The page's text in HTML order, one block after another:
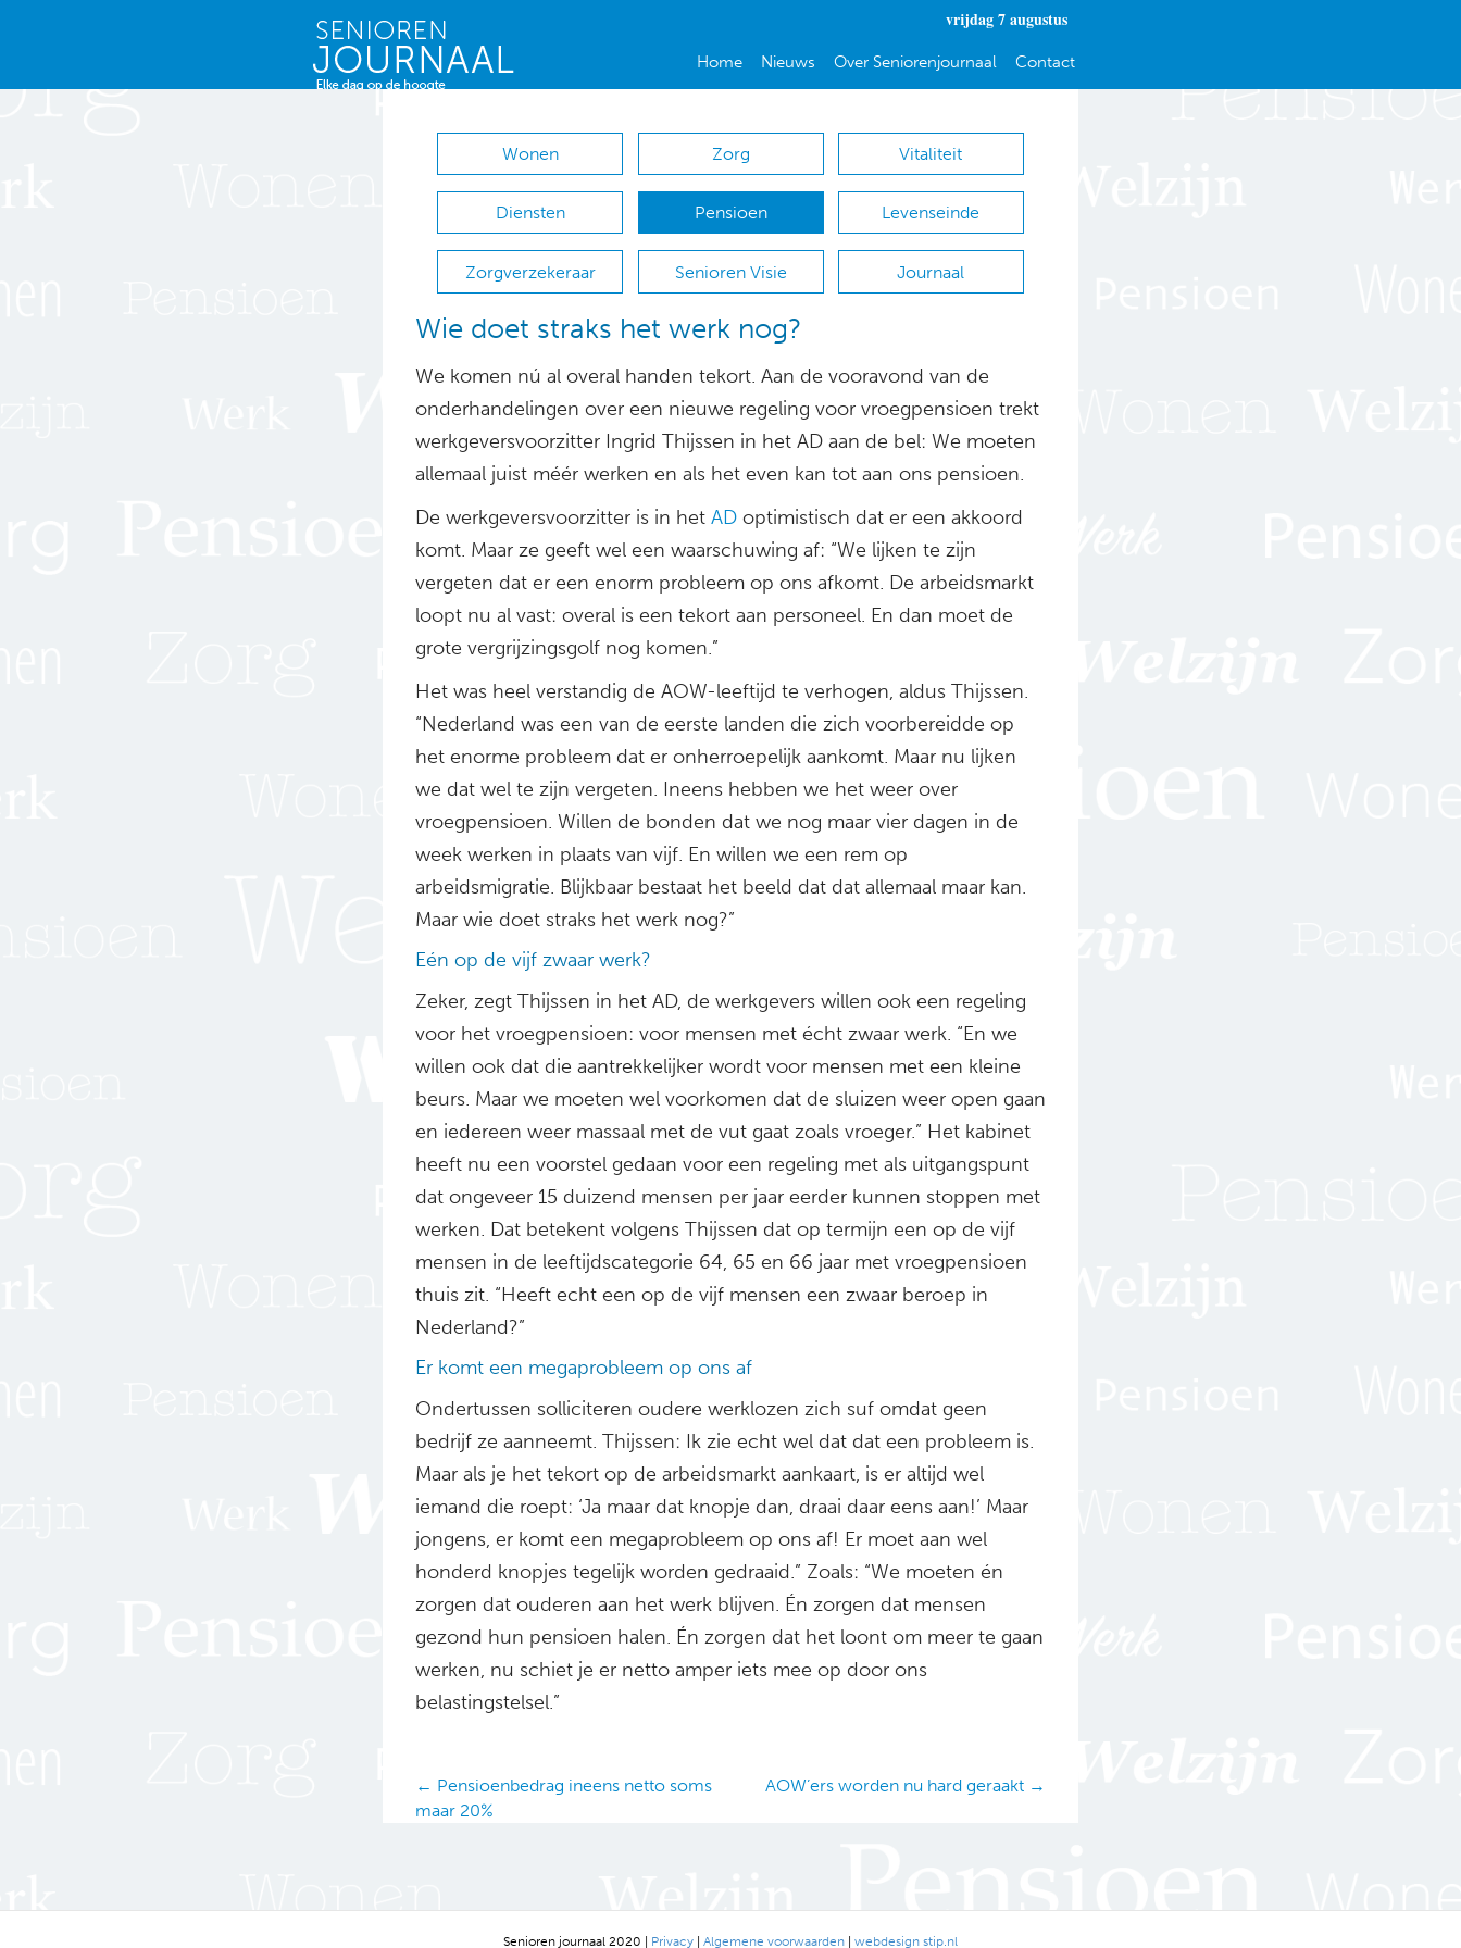
vrijdag 7 augustus
Home Nieuws Over Seniorenjournaal Contact
Wonen Zorg Vitaliteit
Diensten Pensioen Levenseinde
Zorgverzekeraar Senioren Visie Journaal
Wie doet straks het werk nog?
We komen nú al overal handen tekort. Aan de vooravond van de
onderhandelingen over een nieuwe regeling voor vroegpensioen trekt
werkgeversvoorzitter Ingrid Thijssen in het AD aan de bel: We moeten
allemaal juist méér werken en als het even kan tot aan ons pensioen.
De werkgeversvoorzitter is in het AD optimistisch dat er een akkoord
komt. Maar ze geeft wel een waarschuwing af: “We lijken te zijn
vergeten dat er een enorm probleem op ons afkomt. De arbeidsmarkt
loopt nu al vast: overal is een tekort aan personeel. En dan moet de
grote vergrijzingsgolf nog komen.”
Het was heel verstandig de AOW-leeftijd te verhogen, aldus Thijssen.
“Nederland was een van de eerste landen die zich voorbereidde op
het enorme probleem dat er onherroepelijk aankomt. Maar nu lijken
we dat wel te zijn vergeten. Ineens hebben we het weer over
vroegpensioen. Willen de bonden dat we nog maar vier dagen in de
week werken in plaats van vijf. En willen we een rem op
arbeidsmigratie. Blijkbaar bestaat het beeld dat dat allemaal maar kan.
Maar wie doet straks het werk nog?”
Eén op de vijf zwaar werk?
Zeker, zegt Thijssen in het AD, de werkgevers willen ook een regeling
voor het vroegpensioen: voor mensen met écht zwaar werk. “En we
willen ook dat die aantrekkelijker wordt voor mensen met een kleine
beurs. Maar we moeten wel voorkomen dat de sluizen weer open gaan
en iedereen weer massaal met de vut gaat zoals vroeger.” Het kabinet
heeft nu een voorstel gedaan voor een regeling met als uitgangspunt
dat ongeveer 15 duizend mensen per jaar eerder kunnen stoppen met
werken. Dat betekent volgens Thijssen dat op termijn een op de vijf
mensen in de leeftijdscategorie 64, 65 en 66 jaar met vroegpensioen
thuis zit. “Heeft echt een op de vijf mensen een zwaar beroep in
Nederland?”
Er komt een megaprobleem op ons af
Ondertussen solliciteren oudere werklozen zich suf omdat geen
bedrijf ze aanneemt. Thijssen: Ik zie echt wel dat dat een probleem is.
Maar als je het tekort op de arbeidsmarkt aankaart, is er altijd wel
iemand die roept: ‘Ja maar dat knopje dan, draai daar eens aan!’ Maar
jongens, er komt een megaprobleem op ons af! Er moet aan wel
honderd knopjes tegelijk worden gedraaid.” Zoals: “We moeten én
zorgen dat ouderen aan het werk blijven. Én zorgen dat mensen
gezond hun pensioen halen. Én zorgen dat het loont om meer te gaan
werken, nu schiet je er netto amper iets mee op door ons
belastingstelsel.”
Posts
navigation
← Pensioenbedrag ineens netto soms
maar 20%
AOW’ers worden nu hard geraakt →
Senioren journaal 2020 | Privacy | Algemene voorwaarden | webdesign stip.nl